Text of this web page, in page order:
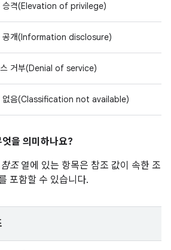
승격(Elevation of privilege)
공개(Information disclosure)
거부(Denial of service)
없음(Classification not available)
을 의미하나요?
참조열에 있는 항목은 참조 값이 속한 조
포함할 수 있습니다.